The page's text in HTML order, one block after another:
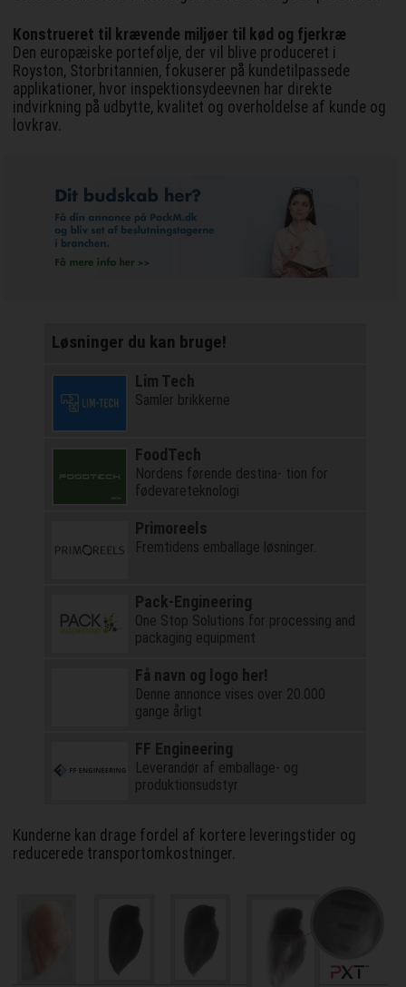
Konstrueret til krævende miljøer til kød og fjerkræ
Den europæiske portefølje, der vil blive produceret i
Royston, Storbritannien, fokuserer på kundetilpassede
applikationer, hvor inspektionsydeevnen har direkte
indvirkning på udbytte, kvalitet og overholdelse af kunde og
lovkrav.
Løsninger du kan bruge!
Lim Tech
Samler brikkerne
FoodTech
Nordens førende destina- tion for
fødevareteknologi
Primoreels
Fremtidens emballage løsninger.
Pack-Engineering
One Stop Solutions for processing and
packaging equipment
Få navn og logo her!
Denne annonce vises over 20.000
gange årligt
FF Engineering
Leverandør af emballage- og
produktionsudstyr
Kunderne kan drage fordel af kortere leveringstider og
reducerede transportomkostninger.